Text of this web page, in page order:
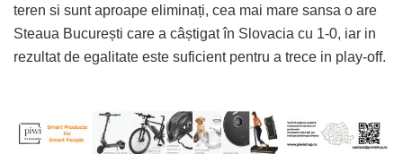
teren si sunt aproape eliminați, cea mai mare sansa o are
Steaua București care a câștigat în Slovacia cu 1-0, iar in
rezultat de egalitate este suficient pentru a trece in play-off.